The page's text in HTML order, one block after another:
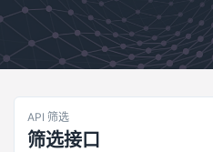
API 筛选
筛选接口